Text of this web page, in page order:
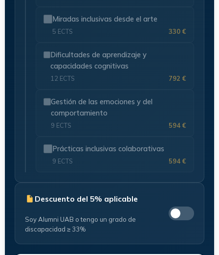
Miradas inclusivas desde el arte
5 ECTS 330 €
Dificultades de aprendizaje y
capacidades cognitivas
12 ECTS 792 €
Gestión de las emociones y del
comportamiento
9 ECTS 594 €
Prácticas inclusivas colaborativas
9 ECTS 594 €
Descuento del 5% aplicable
Soy Alumni UAB o tengo un grado de
discapacidad ≥ 33%